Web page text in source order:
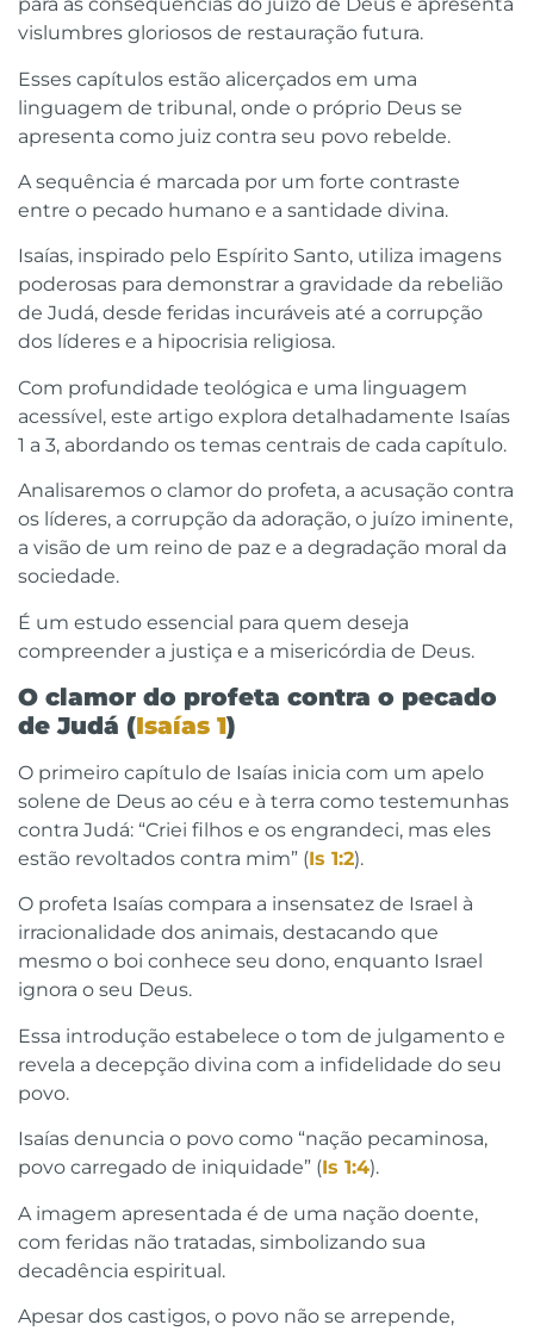
vislumbres gloriosos de restauração futura.
Esses capítulos estão alicerçados em uma
linguagem de tribunal, onde o próprio Deus se
apresenta como juiz contra seu povo rebelde.
A sequência é marcada por um forte contraste
entre o pecado humano e a santidade divina.
Isaías, inspirado pelo Espírito Santo, utiliza imagens
poderosas para demonstrar a gravidade da rebelião
de Judá, desde feridas incuráveis até a corrupção
dos líderes e a hipocrisia religiosa.
Com profundidade teológica e uma linguagem
acessível, este artigo explora detalhadamente Isaías
1 a 3, abordando os temas centrais de cada capítulo.
Analisaremos o clamor do profeta, a acusação contra
os líderes, a corrupção da adoração, o juízo iminente,
a visão de um reino de paz e a degradação moral da
sociedade.
É um estudo essencial para quem deseja
compreender a justiça e a misericórdia de Deus.
O clamor do profeta contra o pecado
de Judá (Isaías 1)
O primeiro capítulo de Isaías inicia com um apelo
solene de Deus ao céu e à terra como testemunhas
contra Judá: “Criei filhos e os engrandeci, mas eles
estão revoltados contra mim” (Is 1:2).
O profeta Isaías compara a insensatez de Israel à
irracionalidade dos animais, destacando que
mesmo o boi conhece seu dono, enquanto Israel
ignora o seu Deus.
Essa introdução estabelece o tom de julgamento e
revela a decepção divina com a infidelidade do seu
povo.
Isaías denuncia o povo como “nação pecaminosa,
povo carregado de iniquidade” (Is 1:4).
A imagem apresentada é de uma nação doente,
com feridas não tratadas, simbolizando sua
decadência espiritual.
Apesar dos castigos, o povo não se arrepende,